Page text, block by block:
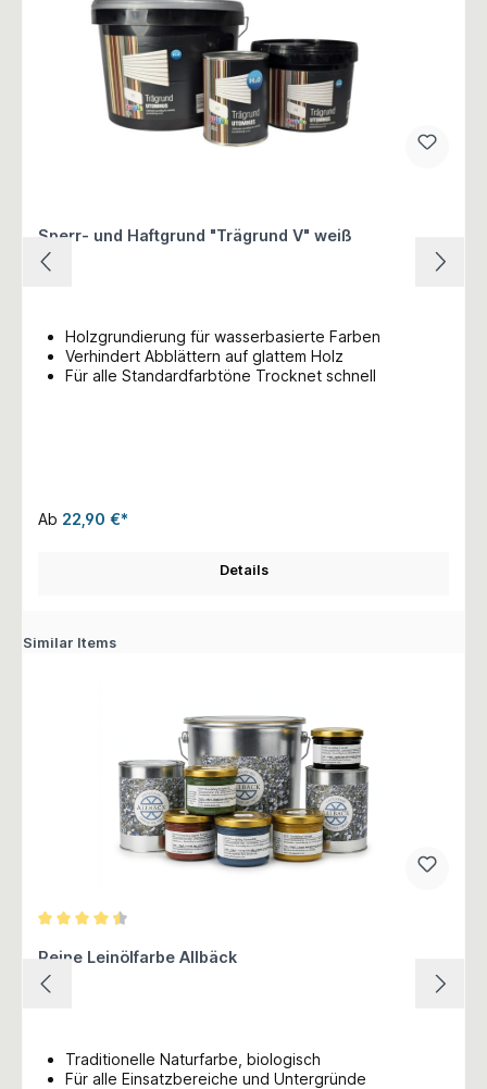
Sperr- und Haftgrund "Trägrund V" weiß
Holzgrundierung für wasserbasierte Farben
Verhindert Abblättern auf glattem Holz
Für alle Standardfarbtöne Trocknet schnell
Ab 22,90 €*
Details
Similar Items
Reine Leinölfarbe Allbäck
Traditionelle Naturfarbe, biologisch
Für alle Einsatzbereiche und Untergründe